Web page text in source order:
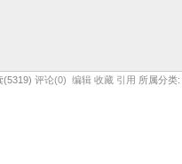
(5319) 评论(0) 编辑 收藏 引用 所属分类: